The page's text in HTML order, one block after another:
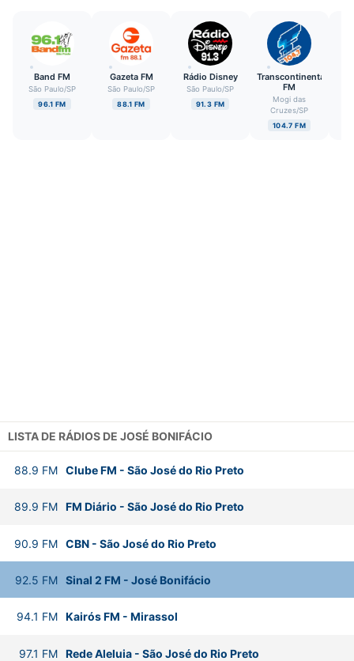
Band FM
São Paulo/SP
96.1 FM
Gazeta FM
São Paulo/SP
88.1 FM
Rádio Disney
São Paulo/SP
91.3 FM
Transcontinental
FM
Mogi das
Cruzes/SP
104.7 FM
LISTA DE RÁDIOS DE JOSÉ BONIFÁCIO
88.9 FM Clube FM - São José do Rio Preto
89.9 FM FM Diário - São José do Rio Preto
90.9 FM CBN- São José do Rio Preto
92.5 FM Sinal 2 FM - José Bonifácio
94.1 FM Kairós FM - Mirassol
97.1 FM Rede Aleluia- São José do Rio Preto